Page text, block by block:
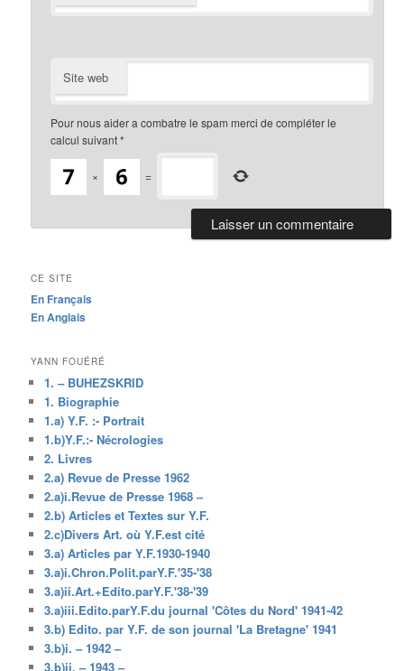
Site web
Pour nous aider a combatre le spam merci de compléter le
calcul suivant*
× =
CE SITE
En Français
En Anglais
YANN FOUÉRÉ
1. – BUHEZSKRID
1. Biographie
1.a) Y.F. :- Portrait
1.b)Y.F.:- Nécrologies
2. Livres
2.a) Revue de Presse 1962
2.a)i.Revue de Presse 1968 –
2.b) Articles et Textes sur Y.F.
2.c)Divers Art. où Y.F.est cité
3.a) Articles par Y.F.1930-1940
3.a)i.Chron.Polit.parY.F.'35-'38
3.a)ii.Art.+Edito.parY.F.'38-'39
3.a)iii.Edito.parY.F.du journal 'Côtes du Nord' 1941-42
3.b) Edito. par Y.F. de son journal 'La Bretagne' 1941
3.b)i. – 1942 –
3.b)ii. – 1943 –